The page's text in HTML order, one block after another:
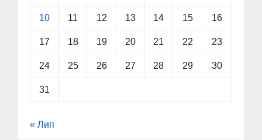
10 11 12 13 14 15 16
17 18 19 20 21 22 23
24 25 26 27 28 29 30
31
« Лип